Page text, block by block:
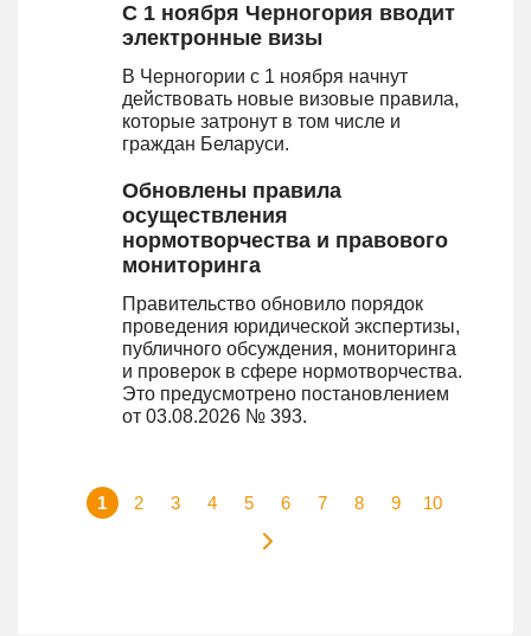
С 1 ноября Черногория вводит
электронные визы
В Черногории с 1 ноября начнут
действовать новые визовые правила,
которые затронут в том числе и
граждан Беларуси.
Обновлены правила
осуществления
нормотворчества и правового
мониторинга
Правительство обновило порядок
проведения юридической экспертизы,
публичного обсуждения, мониторинга
и проверок в сфере нормотворчества.
Это предусмотрено постановлением
от 03.08.2026 № 393.
1 2 3 4 5 6 7 8 9 10